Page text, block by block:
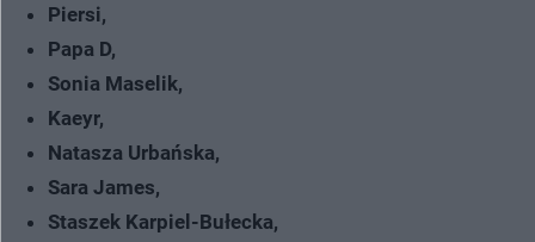
Piersi,
Papa D,
Sonia Maselik,
Kaeyr,
Natasza Urbańska,
Sara James,
Staszek Karpiel-Bułecka,